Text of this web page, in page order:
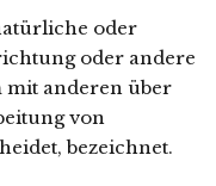
oder
oder andere
mit anderen über
von
bezeichnet.